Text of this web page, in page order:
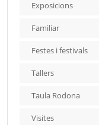
Exposicions
Familiar
Festes i festivals
Tallers
Taula Rodona
Visites